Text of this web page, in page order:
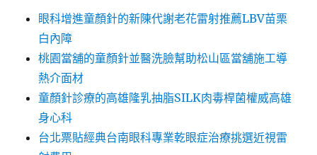
眼科增進童顏針的新陳代謝老花雷射推薦LBV苗栗
白內障
桃園當舖的童顏針並醫洗臉幫助松山區當舖施工導
熱介面材
童顏針診療的高雄隆乳抽脂SILK肉毒桿菌權威高雄
身心科
台北票貼經典台南眼科專業乾眼症治療挑選近視雷